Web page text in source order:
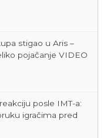
pojačanje VIDEO
igračima pred